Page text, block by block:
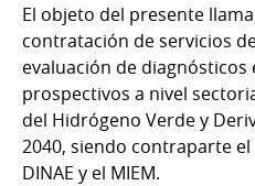
El objeto del presente
contratación de servicios
evaluación de
prospectivos a nivel
del Hidrógeno Verde y
2040, siendo contraparte
DINAE y el MIEM.